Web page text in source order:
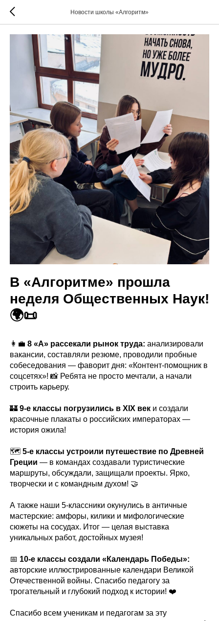
Новости школы «Алгоритм»
В «Алгоритме» прошла
неделя Общественных Наук!
🌍📜
👩‍💼 8 «А» рассекали рынок труда: анализировали
вакансии, составляли резюме, проводили пробные
собеседования — фаворит дня: «Контент-помощник в
соцсетях»! 📸 Ребята не просто мечтали, а начали
строить карьеру.
🏰 9-е классы погрузились в XIX век и создали
красочные плакаты о российских императорах —
история ожила!
🗺 5-е классы устроили путешествие по Древней
Греции — в командах создавали туристические
маршруты, обсуждали, защищали проекты. Ярко,
творчески и с командным духом! 🤝
А также наши 5-классники окунулись в античные
мастерские: амфоры, килики и мифологические
сюжеты на сосудах. Итог — целая выставка
уникальных работ, достойных музея!
📅 10-е классы создали «Календарь Победы»:
авторские иллюстрированные календари Великой
Отечественной войны. Спасибо педагогу за
трогательный и глубокий подход к истории! ❤️
Спасибо всем ученикам и педагогам за эту